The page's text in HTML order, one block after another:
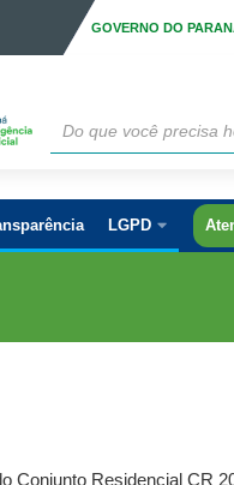
GOVERNO DO
LGPD
Conjunto Residencial CR